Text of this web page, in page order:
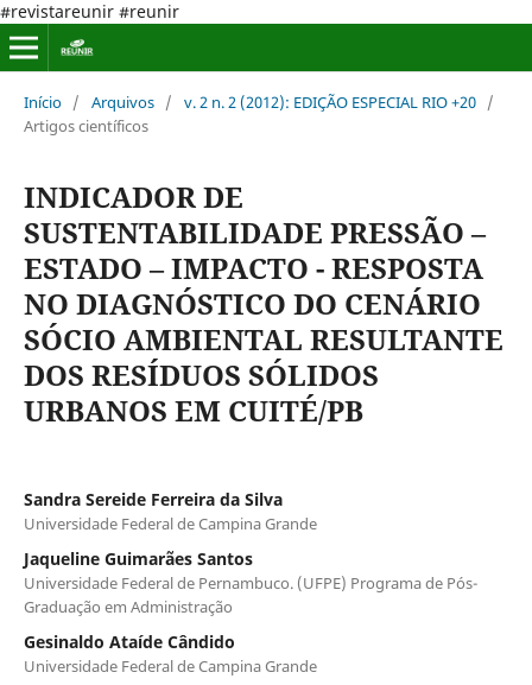
#revistareunir #reunir
Início / Arquivos / v. 2 n. 2 (2012): EDIÇÃO ESPECIAL RIO +20 /
Artigos científicos
INDICADOR DE
SUSTENTABILIDADE PRESSÃO –
ESTADO – IMPACTO - RESPOSTA
NO DIAGNÓSTICO DO CENÁRIO
SÓCIO AMBIENTAL RESULTANTE
DOS RESÍDUOS SÓLIDOS
URBANOS EM CUITÉ/PB
Sandra Sereide Ferreira da Silva
Universidade Federal de Campina Grande
Jaqueline Guimarães Santos
Universidade Federal de Pernambuco. (UFPE) Programa de Pós-
Graduação em Administração
Gesinaldo Ataíde Cândido
Universidade Federal de Campina Grande